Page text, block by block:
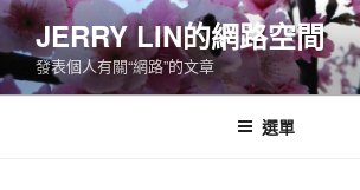
跳
至
主
要
JERRY LIN的網路空間
發表個人有關“網路”的文章
選單